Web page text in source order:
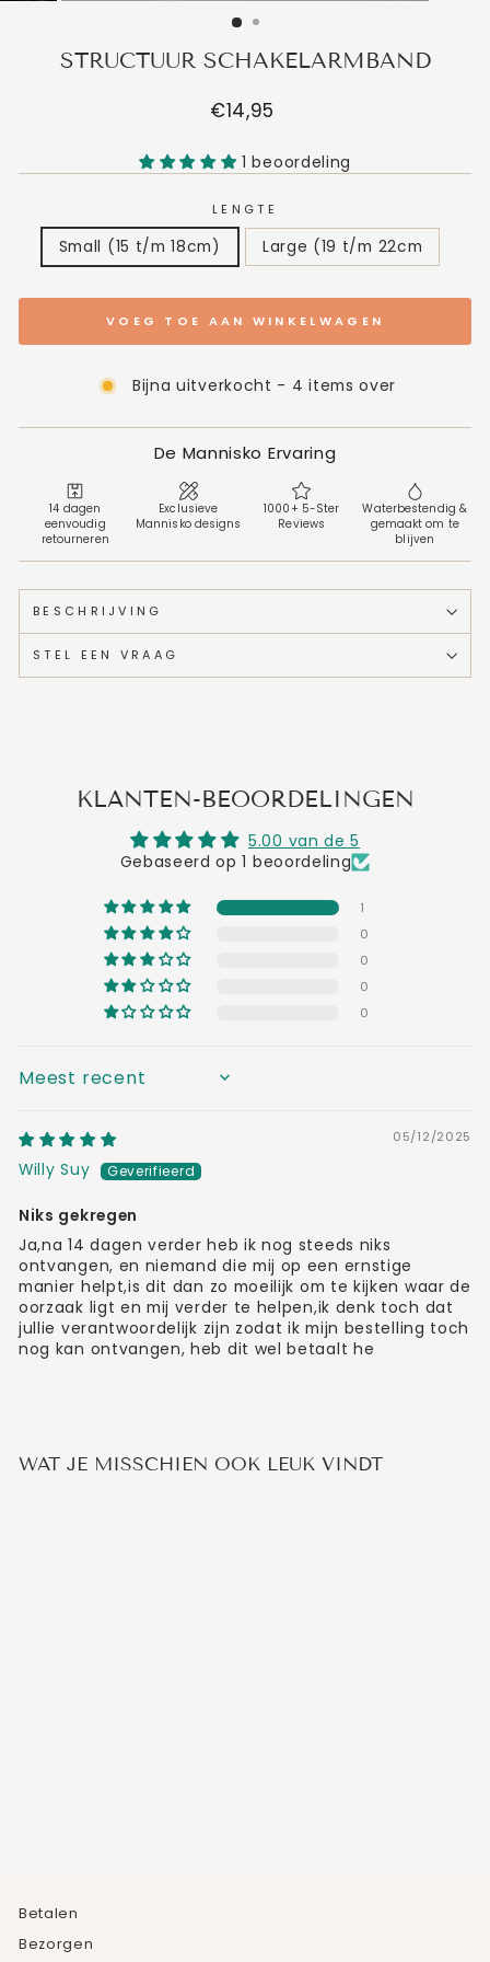
STRUCTUUR SCHAKELARMBAND
Normale
€14,95
1 beoordeling
LENGTE
Small (15 t/m 18cm) Large (19 t/m 22cm
VOEG TOE AAN WINKELWAGEN
Bijna uitverkocht - 4 items over
De Mannisko Ervaring
14 dagen
eenvoudig
retourneren
Exclusieve
Mannisko designs
1000+ 5-Ster
Reviews
Waterbestendig &
gemaakt om te
blijven
BESCHRIJVING
STEL EEN VRAAG
KLANTEN-BEOORDELINGEN
5.00 van de 5
Gebaseerd op 1 beoordeling
1
0
0
0
0
SORT BY
05/12/2025
Willy Suy
Niks gekregen
Ja,na 14 dagen verder heb ik nog steeds niks
ontvangen, en niemand die mij op een ernstige
manier helpt,is dit dan zo moeilijk om te kijken waar de
oorzaak ligt en mij verder te helpen,ik denk toch dat
jullie verantwoordelijk zijn zodat ik mijn bestelling toch
nog kan ontvangen, heb dit wel betaalt he
WAT JE MISSCHIEN OOK LEUK VINDT
Betalen
Bezorgen